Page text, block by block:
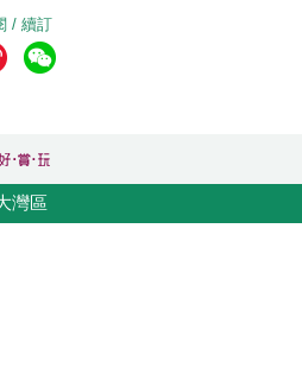
/ 續訂
灣區